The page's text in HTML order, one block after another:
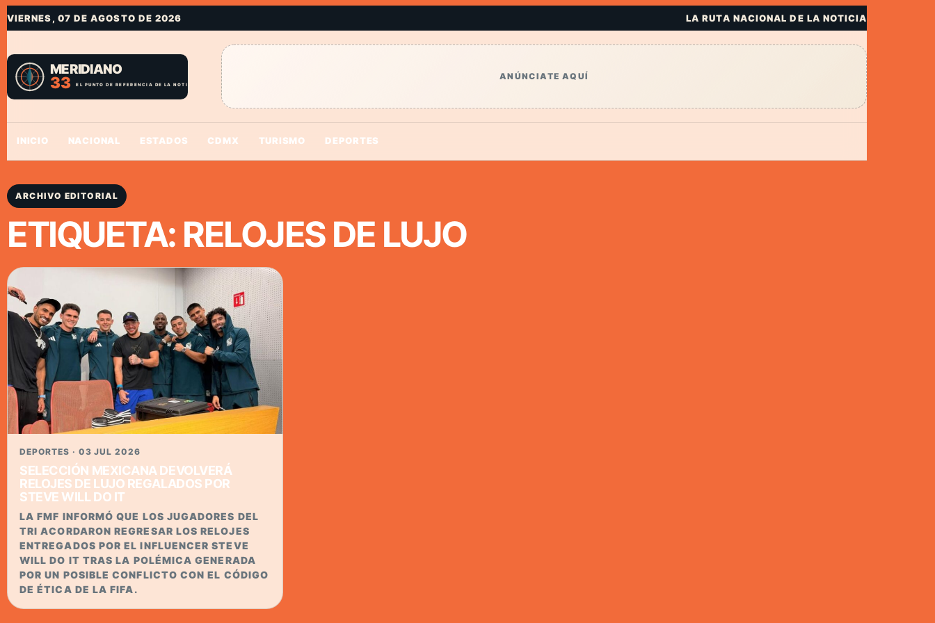
VIERNES, 07 DE AGOSTO DE 2026 LA RUTA NACIONAL DE LA NOTICIA
ANÚNCIATE AQUÍ
INICIO NACIONAL ESTADOS CDMX TURISMO DEPORTES
ARCHIVO EDITORIAL
ETIQUETA: RELOJES DE LUJO
DEPORTES · 03 JUL 2026
SELECCIÓN MEXICANA DEVOLVERÁ
RELOJES DE LUJO REGALADOS POR
STEVE WILL DO IT
LA FMF INFORMÓ QUE LOS JUGADORES DEL
TRI ACORDARON REGRESAR LOS RELOJES
ENTREGADOS POR EL INFLUENCER STEVE
WILL DO IT TRAS LA POLÉMICA GENERADA
POR UN POSIBLE CONFLICTO CON EL CÓDIGO
DE ÉTICA DE LA FIFA.